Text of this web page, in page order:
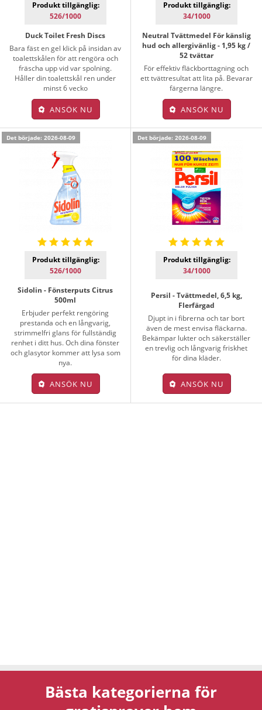
Produkt tillgänglig:
526/1000
Duck Toilet Fresh Discs
Bara fäst en gel klick på insidan av
toalettskålen för att rengöra och
fräscha upp vid var spolning.
Håller din toalettskål ren under
minst 6 vecko
ANSÖK NU
Produkt tillgänglig:
34/1000
Neutral Tvättmedel För känslig
hud och allergivänlig - 1,95 kg /
52 tvättar
För effektiv fläckborttagning och
ett tvättresultat att lita på. Bevarar
färgerna längre.
ANSÖK NU
Det började: 2026-08-09
Produkt tillgänglig:
526/1000
Sidolin - Fönsterputs Citrus
500ml
Erbjuder perfekt rengöring
prestanda och en långvarig,
strimmelfri glans för fullständig
renhet i ditt hus. Och dina fönster
och glasytor kommer att lysa som
nya.
ANSÖK NU
Det började: 2026-08-09
Produkt tillgänglig:
34/1000
Persil - Tvättmedel, 6,5 kg,
Flerfärgad
Djupt in i fibrerna och tar bort
även de mest envisa fläckarna.
Bekämpar lukter och säkerställer
en trevlig och långvarig friskhet
för dina kläder.
ANSÖK NU
Bästa kategorierna för